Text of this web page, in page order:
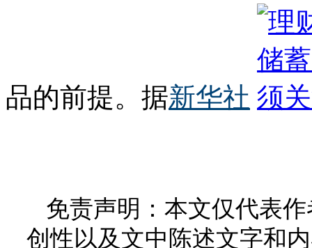
品的前提。据新华社
免责声明：本文仅代表
创性以及文中陈述文字和